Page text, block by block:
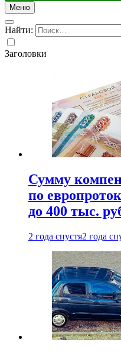
Меню
Найти:
Заголовки
Сумму
по
до 400 тыс.
2 года спустя2 года